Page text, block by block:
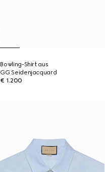
Bowling-Shirt aus
GG Seidenjacquard
€ 1.200